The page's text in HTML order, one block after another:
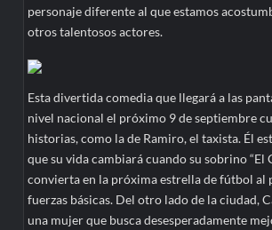
personaje diferente al que estamos
otros talentosos actores.
Esta divertida comedia que llegará a las
nivel nacional el próximo 9 de septiembre
historias, como la de Ramiro, el taxista. Él
que su vida cambiará cuando su sobrino “El
convierta en la próxima estrella de fútbol al
fuerzas básicas. Del otro lado de la ciudad,
una mujer que busca desesperadamente